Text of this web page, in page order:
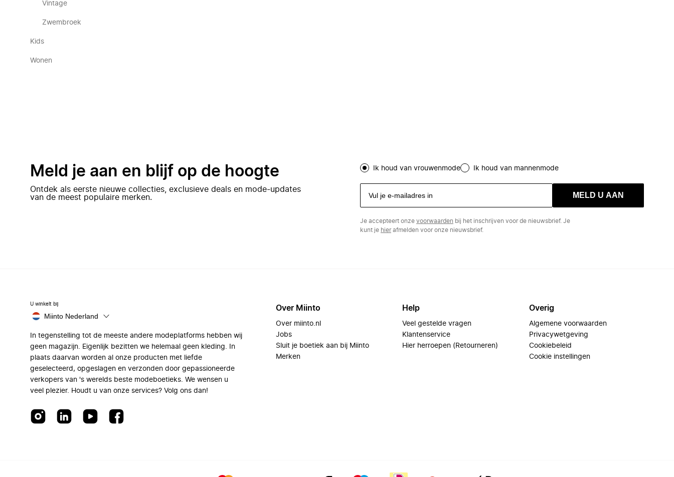
Vintage
Zwembroek
Kids
Wonen
Meld je aan en blijf op de hoogte
Ontdek als eerste nieuwe collecties, exclusieve deals en mode-updates
van de meest populaire merken.
Ik houd van vrouwenmode Ik houd van mannenmode
MELD U AAN
Je accepteert onze voorwaarden bij het inschrijven voor de nieuwsbrief. Je
kunt je hierafmelden voor onze nieuwsbrief.
U winkelt bij
Miinto Nederland
In tegenstelling tot de meeste andere modeplatforms hebben wij
geen magazijn. Eigenlijk bezitten we helemaal geen kleding. In
plaats daarvan worden al onze producten met liefde
geselecteerd, opgeslagen en verzonden door gepassioneerde
verkopers van 's werelds beste modeboetieks. We wensen u
veel plezier. Houdt u van onze services? Volg ons dan!
Over Miinto
Over miinto.nl
Jobs
Sluit je boetiek aan bij Miinto
Merken
Help
Veel gestelde vragen
Klantenservice
Hier herroepen (Retourneren)
Overig
Algemene voorwaarden
Privacywetgeving
Cookiebeleid
Cookie instellingen